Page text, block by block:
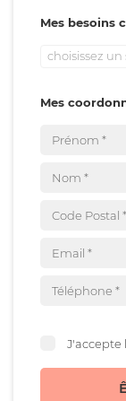
Mes besoins
choisissez un
Mes
J'accepte